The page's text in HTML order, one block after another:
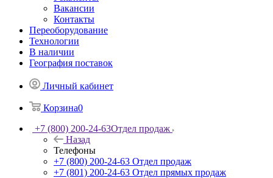
Вакансии
Контакты
Переоборудование
Технологии
В наличии
География поставок
Личный кабинет
Корзина0
+7 (800) 200-24-63Отдел продаж
Назад
Телефоны
+7 (800) 200-24-63 Отдел продаж
+7 (801) 200-24-63 Отдел прямых продаж